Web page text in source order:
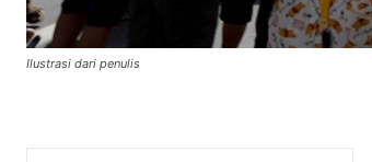
Ilustrasi dari penulis